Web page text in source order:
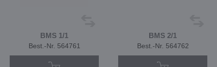
BMS 1/1
Best.-Nr. 564761
BMS 2/1
Best.-Nr. 564762